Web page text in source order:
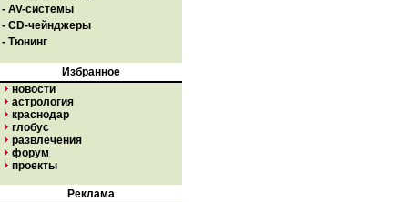
- AV-системы
- CD-чейнджеры
- Тюнинг
Избранное
новости
астрология
краснодар
глобус
развлечения
форум
проекты
Реклама